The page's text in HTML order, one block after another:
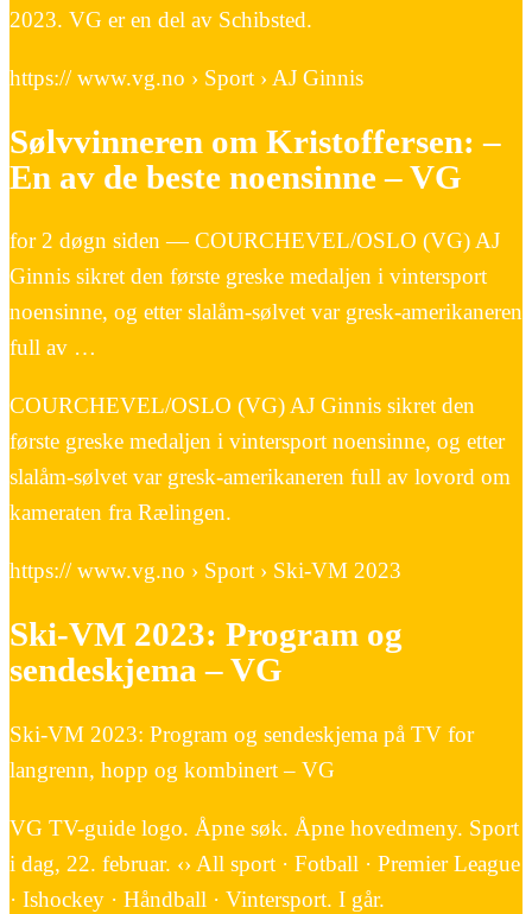
2023. VG er en del av Schibsted.
https:// www.vg.no › Sport › AJ Ginnis
Sølvvinneren om Kristoffersen: –
En av de beste noensinne – VG
for 2 døgn siden — COURCHEVEL/OSLO (VG) AJ
Ginnis sikret den første greske medaljen i vintersport
noensinne, og etter slalåm-sølvet var gresk-amerikaneren
full av …
COURCHEVEL/OSLO (VG) AJ Ginnis sikret den
første greske medaljen i vintersport noensinne, og etter
slalåm-sølvet var gresk-amerikaneren full av lovord om
kameraten fra Rælingen.
https:// www.vg.no › Sport › Ski-VM 2023
Ski-VM 2023: Program og
sendeskjema – VG
Ski-VM 2023: Program og sendeskjema på TV for
langrenn, hopp og kombinert – VG
VG TV-guide logo. Åpne søk. Åpne hovedmeny. Sport
i dag, 22. februar. ‹› All sport · Fotball · Premier League
· Ishockey · Håndball · Vintersport. I går.